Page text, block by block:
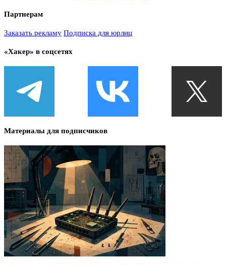
Партнерам
Заказать рекламу Подписка для юрлиц
«Хакер» в соцсетях
Материалы для подписчиков